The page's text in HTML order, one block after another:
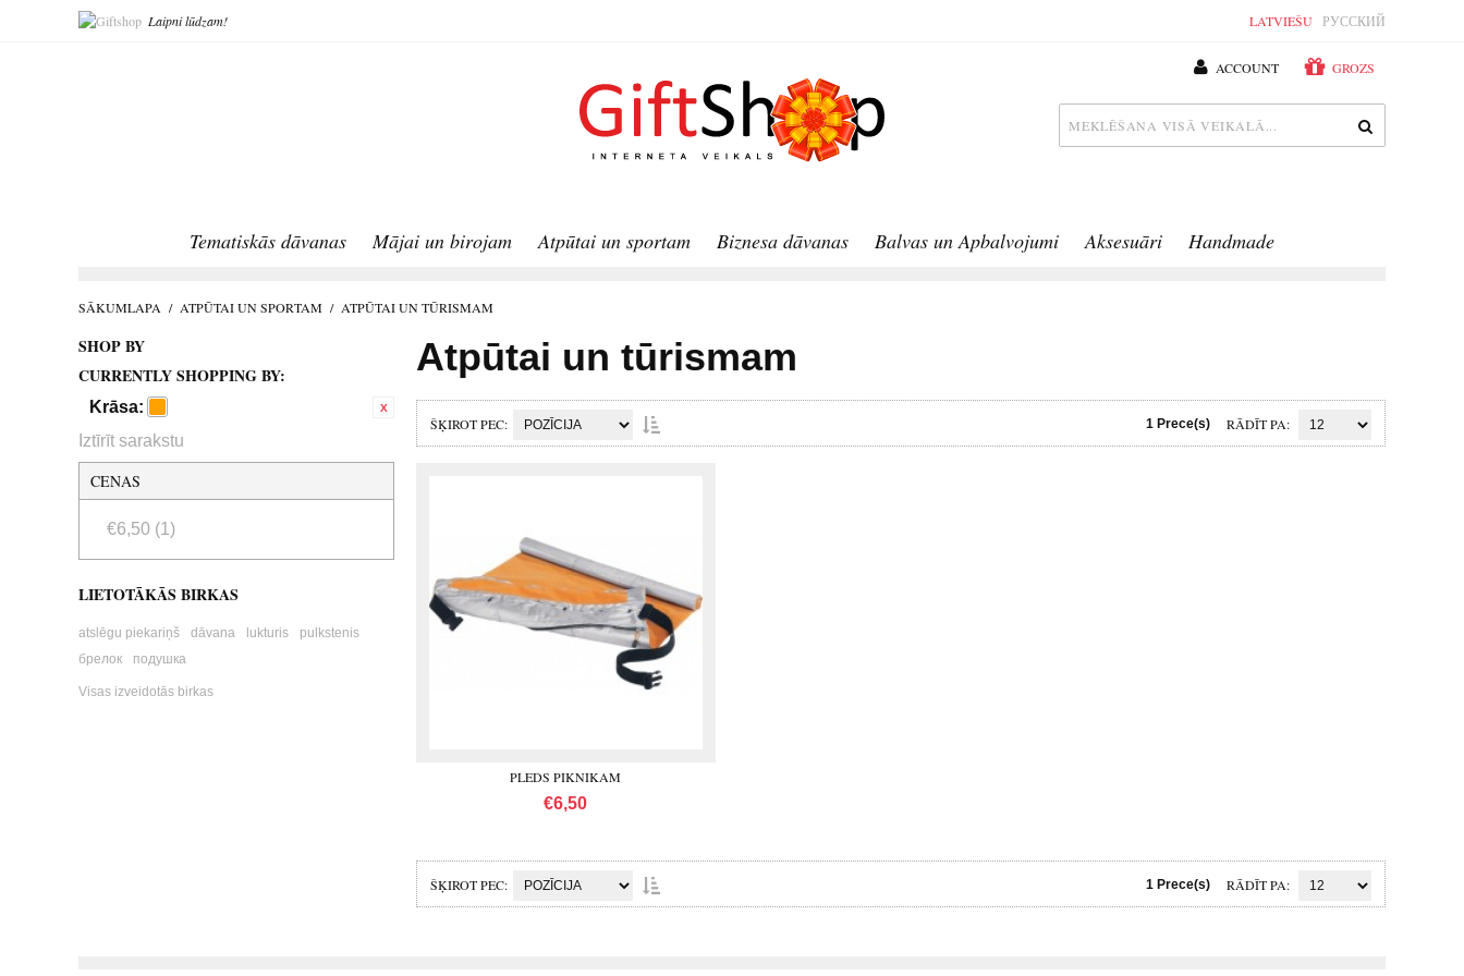
Laipni lūdzam! LATVIEŠU РУССКИЙ
ACCOUNT GROZS
Tematiskās dāvanas Mājai un birojam Atpūtai un sportam Biznesa dāvanas Balvas un Apbalvojumi Aksesuāri Handmade
SĀKUMLAPA / ATPŪTAI UN SPORTAM / ATPŪTAI UN TŪRISMAM
SHOP BY
CURRENTLY SHOPPING BY:
Krāsa:
Iztīrīt sarakstu
CENAS
€6,50 (1)
Atpūtai un tūrismam
ŠĶIROT PEC 1 Prece(s) RĀDĪT PA
PLEDS PIKNIKAM
€6,50
ŠĶIROT PEC 1 Prece(s) RĀDĪT PA
LIETOTĀKĀS BIRKAS
atslēgu piekariņš dāvana lukturis
pulkstenis
брелок
подушка
Visas izveidotās birkas